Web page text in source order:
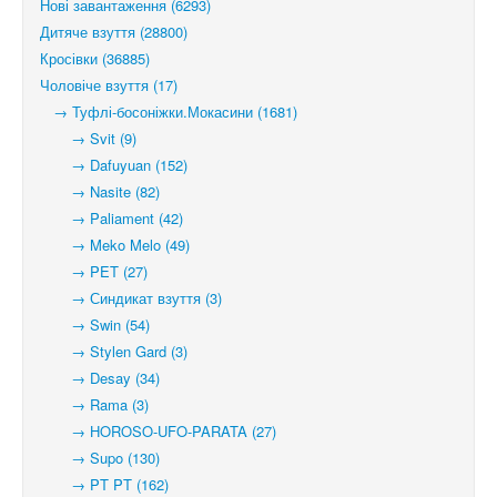
Нові завантаження (6293)
Дитяче взуття (28800)
Кросівки (36885)
Чоловіче взуття (17)
→ Туфлі-босоніжки.Мокасини (1681)
→ Svit (9)
→ Dafuyuan (152)
→ Nasite (82)
→ Paliament (42)
→ Meko Melo (49)
→ PET (27)
→ Синдикат взуття (3)
→ Swin (54)
→ Stylen Gard (3)
→ Desay (34)
→ Rama (3)
→ HOROSO-UFO-PARATA (27)
→ Supo (130)
→ PT PT (162)